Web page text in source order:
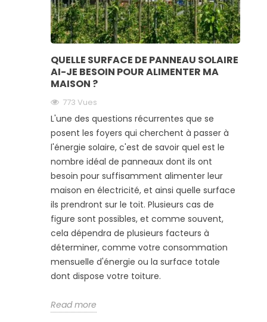
QUELLE SURFACE DE PANNEAU SOLAIRE
AI-JE BESOIN POUR ALIMENTER MA
MAISON ?
773 Vues
L'une des questions récurrentes que se
posent les foyers qui cherchent à passer à
l'énergie solaire, c'est de savoir quel est le
nombre idéal de panneaux dont ils ont
besoin pour suffisamment alimenter leur
maison en électricité, et ainsi quelle surface
ils prendront sur le toit. Plusieurs cas de
figure sont possibles, et comme souvent,
cela dépendra de plusieurs facteurs à
déterminer, comme votre consommation
mensuelle d'énergie ou la surface totale
dont dispose votre toiture.
Read more